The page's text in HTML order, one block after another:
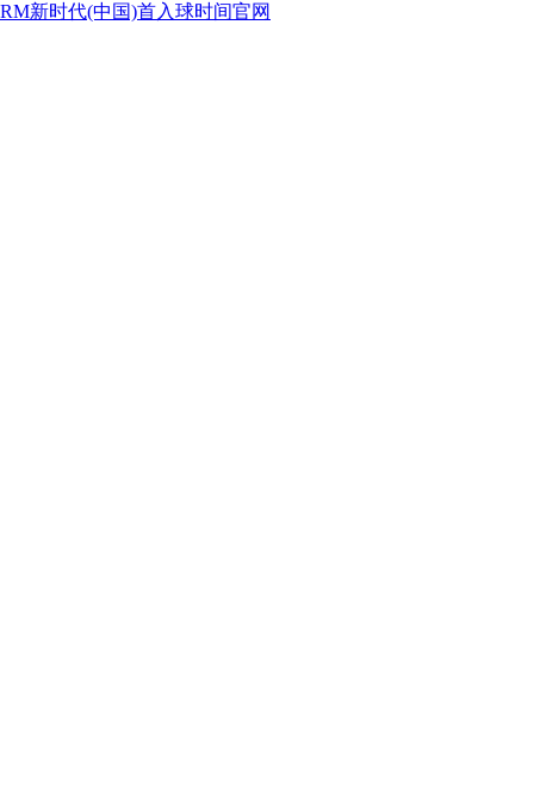
RM新时代(中国)首入球时间官网